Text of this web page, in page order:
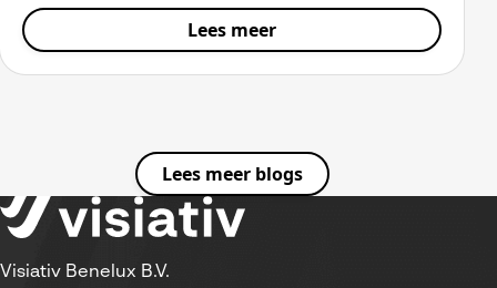
Lees meer
Lees meer blogs
Visiativ Benelux B.V.